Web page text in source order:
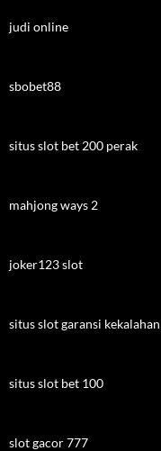
judi online
sbobet88
situs slot bet 200 perak
mahjong ways 2
joker123 slot
situs slot garansi kekalahan
situs slot bet 100
slot gacor 777